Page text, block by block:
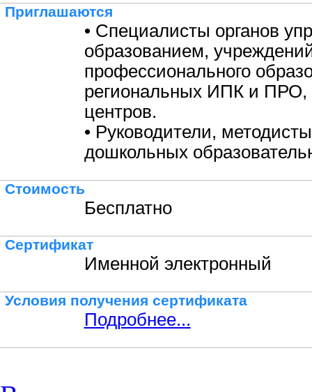
Приглашаются
• Специалисты органов
образованием,
профессионального
региональных ИПК и ПРО,
центров.
• Руководители,
дошкольных
Стоимость
Бесплатно
Сертификат
Именной электронный
Условия получения сертификата
Подробнее...